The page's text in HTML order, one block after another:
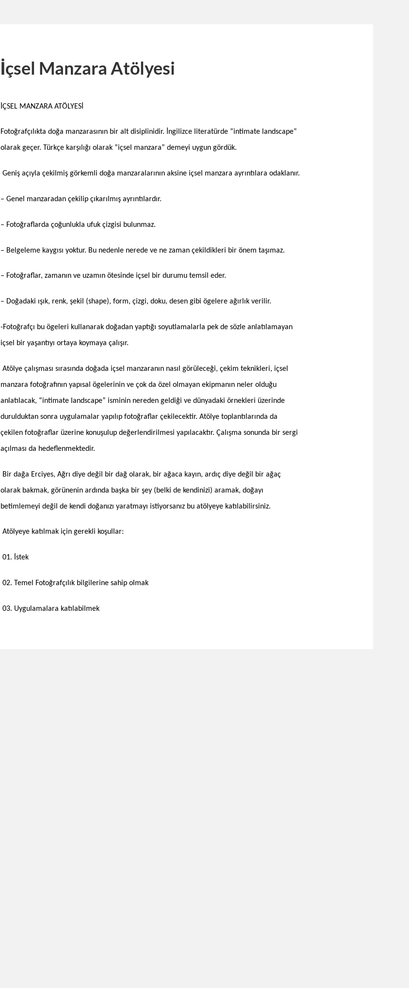
İçsel Manzara Atölyesi
İÇSEL MANZARA ATÖLYESİ
Fotoğrafçılıkta doğa manzarasının bir alt disiplinidir. İngilizce literatürde “intimate landscape”
olarak geçer. Türkçe karşılığı olarak “içsel manzara” demeyi uygun gördük.
Geniş açıyla çekilmiş görkemli doğa manzaralarının aksine içsel manzara ayrıntılara odaklanır.
– Genel manzaradan çekilip çıkarılmış ayrıntılardır.
– Fotoğraflarda çoğunlukla ufuk çizgisi bulunmaz.
– Belgeleme kaygısı yoktur. Bu nedenle nerede ve ne zaman çekildikleri bir önem taşımaz.
– Fotoğraflar, zamanın ve uzamın ötesinde içsel bir durumu temsil eder.
– Doğadaki ışık, renk, şekil (shape), form, çizgi, doku, desen gibi ögelere ağırlık verilir.
-Fotoğrafçı bu ögeleri kullanarak doğadan yaptığı soyutlamalarla pek de sözle anlatılamayan
içsel bir yaşantıyı ortaya koymaya çalışır.
Atölye çalışması sırasında doğada içsel manzaranın nasıl görüleceği, çekim teknikleri, içsel
manzara fotoğrafının yapısal ögelerinin ve çok da özel olmayan ekipmanın neler olduğu
anlatılacak, “intimate landscape” isminin nereden geldiği ve dünyadaki örnekleri üzerinde
durulduktan sonra uygulamalar yapılıp fotoğraflar çekilecektir. Atölye toplantılarında da
çekilen fotoğraflar üzerine konuşulup değerlendirilmesi yapılacaktır. Çalışma sonunda bir sergi
açılması da hedeflenmektedir.
Bir dağa Erciyes, Ağrı diye değil bir dağ olarak, bir ağaca kayın, ardıç diye değil bir ağaç
olarak bakmak, görünenin ardında başka bir şey (belki de kendinizi) aramak, doğayı
betimlemeyi değil de kendi doğanızı yaratmayı istiyorsanız bu atölyeye katılabilirsiniz.
Atölyeye katılmak için gerekli koşullar:
01. İstek
02. Temel Fotoğrafçılık bilgilerine sahip olmak
03. Uygulamalara katılabilmek